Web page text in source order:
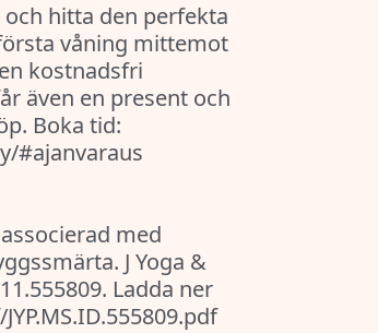
hitta den perfekta
våning mittemot
kostnadsfri
även en present och
Boka tid:
#ajanvaraus
med
J Yoga &
Ladda ner
studien här: https://juniperpublishers.com/jyp/pdf/JYP.MS.ID.555809.pdf